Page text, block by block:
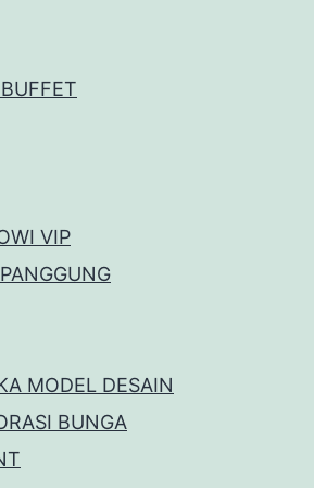
VIP
MODEL DESAIN
BUNGA